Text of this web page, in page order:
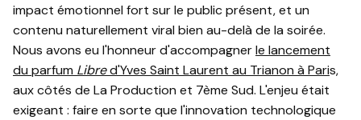
impact émotionnel fort sur le public présent, et un
contenu naturellement viral bien au-delà de la soirée.
Nous avons eu l'honneur d'accompagnerle lancement
du parfum Libred'Yves Saint Laurent au Trianon à Paris,
aux côtés de La Production et 7ème Sud. L'enjeu était
exigeant : faire en sorte que l'innovation technologique